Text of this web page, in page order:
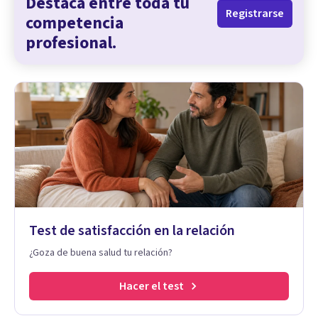
competencia
profesional.
Registrarse
Test de satisfacción en la relación
¿Goza de buena salud tu relación?
Hacer el test